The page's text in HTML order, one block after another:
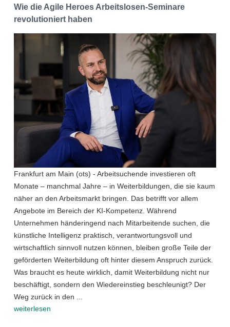
Wie die Agile Heroes Arbeitslosen-Seminare
revolutioniert haben
Frankfurt am Main (ots) - Arbeitsuchende investieren oft
Monate – manchmal Jahre – in Weiterbildungen, die sie kaum
näher an den Arbeitsmarkt bringen. Das betrifft vor allem
Angebote im Bereich der KI-Kompetenz. Während
Unternehmen händeringend nach Mitarbeitende suchen, die
künstliche Intelligenz praktisch, verantwortungsvoll und
wirtschaftlich sinnvoll nutzen können, bleiben große Teile der
geförderten Weiterbildung oft hinter diesem Anspruch zurück.
Was braucht es heute wirklich, damit Weiterbildung nicht nur
beschäftigt, sondern den Wiedereinstieg beschleunigt? Der
Weg zurück in den ...
weiterlesen